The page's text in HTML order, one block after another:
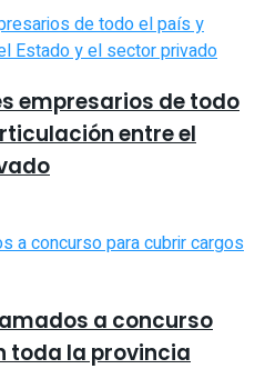
empresarios de todo
entre el
a concurso
toda la provincia